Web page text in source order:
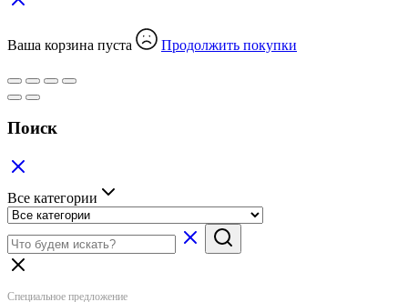
Ваша корзина пуста Продолжить покупки
Поиск
Все категории
Специальное предложение